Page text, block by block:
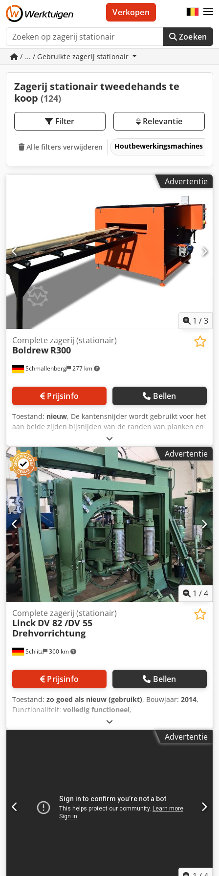
Zoeken
Verkopen
/ ... / Gebruikte zagerij stationair
Zagerij stationair tweedehands te
koop (124)
Filter Relevantie
Alle filters verwijderen Houtbewerkingsmachines
Advertentie
1 /3
Schmallenberg 277 km
Complete zagerij (stationair)
Boldrew R300
Prijsinfo Bellen
Toestand: nieuw, De kantensnijder wordt gebruikt voor het
aan beide zijden bijsnijden van de randen van planken en
boomstammen. Door de automatische breedteverandering
en de soepele doorvoer in combinatie met
lasermarkeringen op de snijliniaal kunnen ook gekante
planken optimaal worden benut. Technische gegevens:
Minimum. Snijbreedte 60 max. 500 mm (horizontale vrije
hoogte 700 mm) Randdikte max. 65 mm Aanvoertafel –
2000 mm Opnametafel – 2200 mm Afstand tussen
elektrische zagen wijzigen via het bedieningspaneel
Voersnelheid - gelijkmatig Zaagdiameter – 350 mm Aantal
zagen op de spindel – 2 stuks Dcjdpfxowb Uwgj Abwsk
Hoofdmotoren – 2 x 5,2 kW Machinegewicht – 1000 kg –
Laser voor het markeren van de snijlijn 2 stuks –
elektronische breedtemeetregelaar ANP 05
Advertentie
1 /4
Schlitz 360 km
Complete zagerij (stationair)
Linck DV 82 /DV 55
Drehvorrichtung
Prijsinfo Bellen
Toestand: zo goed als nieuw (gebruikt), Bouwjaar: 2014,
Functionaliteit: volledig functioneel,
9911294-0120
DV 55, bouwjaar 2014, kan zowel voor als na het snijden
worden gebruikt. In uitstekende staat! Er zijn 2 stuksAdvertentie